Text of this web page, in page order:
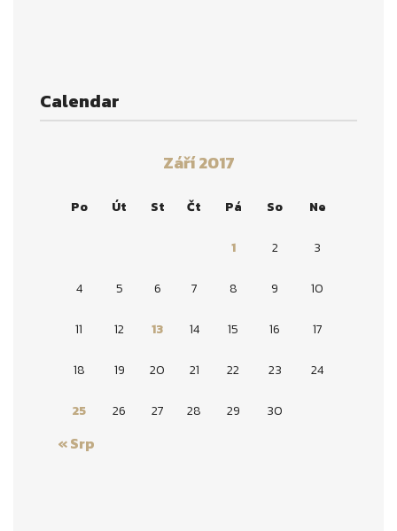
Calendar
Září 2017
Po Út St Čt Pá So Ne
1 2 3
4 5 6 7 8 9 10
11 12 13 14 15 16 17
18 19 20 21 22 23 24
25 26 27 28 29 30
« Srp